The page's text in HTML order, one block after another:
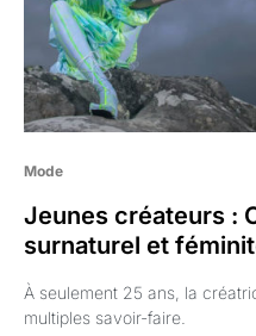
Mode
Jeunes créateurs :
surnaturel et
À seulement 25 ans, la
multiples savoir-faire.